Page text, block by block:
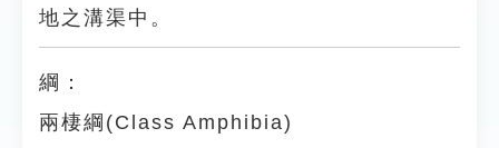
地之溝渠中。
綱：
兩棲綱(Class Amphibia)